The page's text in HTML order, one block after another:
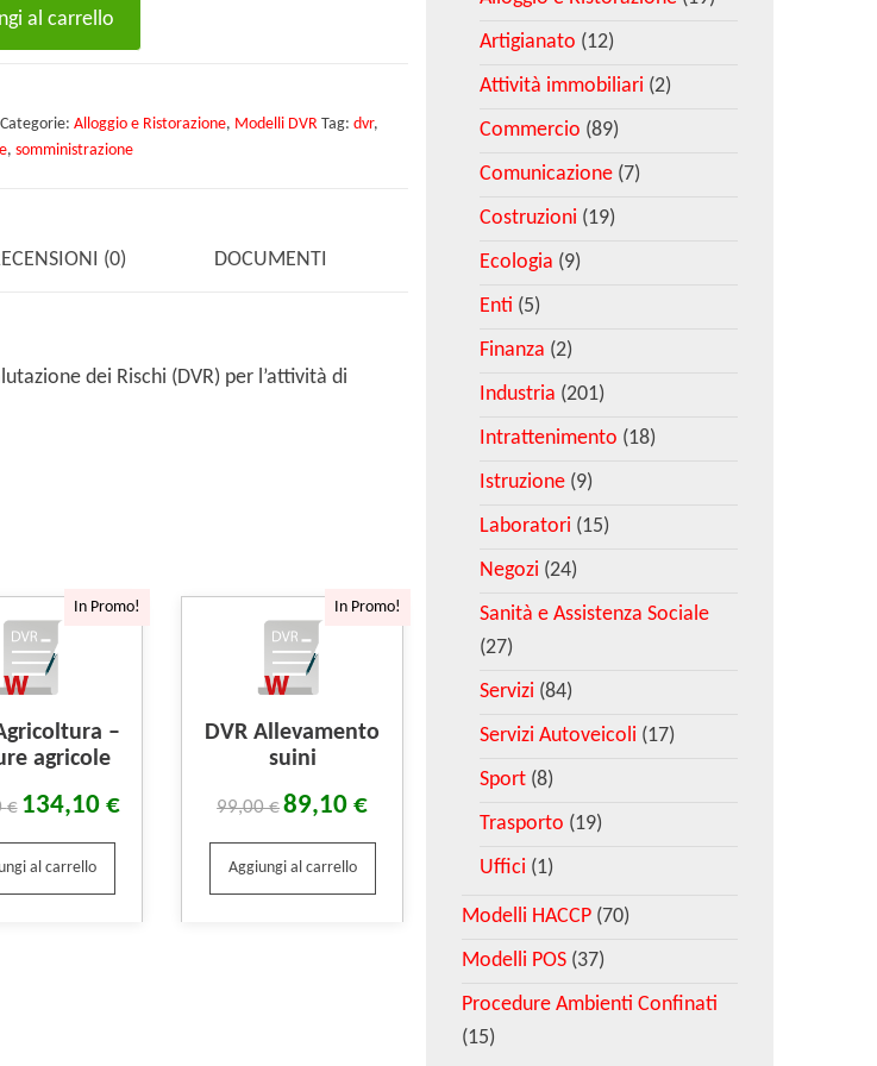
al carrello
Categorie: Alloggio e Ristorazione, Modelli DVR Tag: dvr,
, somministrazione
(0) DOCUMENTI
dei Rischi (DVR) per l’attività di
In Promo!
–
agricole
€ 134,10 €
al carrello
In Promo!
DVR Allevamento
suini
99,00€89,10€
Aggiungi al carrello
Artigianato (12)
Attività immobiliari (2)
Commercio (89)
Comunicazione (7)
Costruzioni (19)
Ecologia (9)
Enti (5)
Finanza (2)
Industria (201)
Intrattenimento (18)
Istruzione (9)
Laboratori (15)
Negozi (24)
Sanità e Assistenza Sociale
(27)
Servizi (84)
Servizi Autoveicoli (17)
Sport (8)
Trasporto (19)
Uffici (1)
Modelli HACCP (70)
Modelli POS (37)
Procedure Ambienti Confinati
(15)